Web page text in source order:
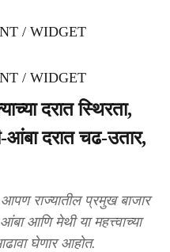
/ WIDGET
/ WIDGET
दरात स्थिरता,
आंबा दरात चढ-उतार,
राज्यातील प्रमुख बाजार
आणि मेथी या महत्त्वाच्या
घेणार आहोत.